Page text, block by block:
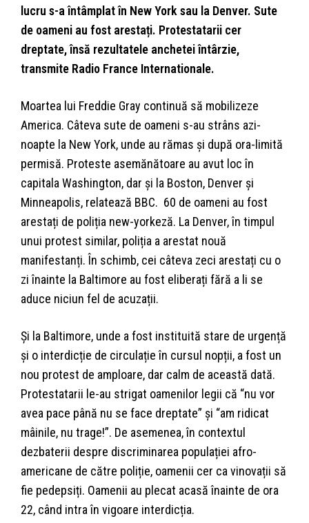
lucru s-a întâmplat în New York sau la Denver. Sute
de oameni au fost arestați. Protestatarii cer
dreptate, însă rezultatele anchetei întârzie,
transmite Radio France Internationale.
Moartea lui Freddie Gray continuă să mobilizeze
America. Câteva sute de oameni s-au strâns azi-
noapte la New York, unde au rămas și după ora-limită
permisă. Proteste asemănătoare au avut loc în
capitala Washington, dar și la Boston, Denver și
Minneapolis, relatează BBC. 60 de oameni au fost
arestați de poliția new-yorkeză. La Denver, în timpul
unui protest similar, poliția a arestat nouă
manifestanți. În schimb, cei câteva zeci arestați cu o
zi înainte la Baltimore au fost eliberați fără a li se
aduce niciun fel de acuzații.
Și la Baltimore, unde a fost instituită stare de urgență
și o interdicție de circulație în cursul nopții, a fost un
nou protest de amploare, dar calm de această dată.
Protestatarii le-au strigat oamenilor legii că “nu vor
avea pace până nu se face dreptate” și “am ridicat
mâinile, nu trage!”. De asemenea, în contextul
dezbaterii despre discriminarea populației afro-
americane de către poliție, oamenii cer ca vinovații să
fie pedepsiți. Oamenii au plecat acasă înainte de ora
22, când intra în vigoare interdicția.